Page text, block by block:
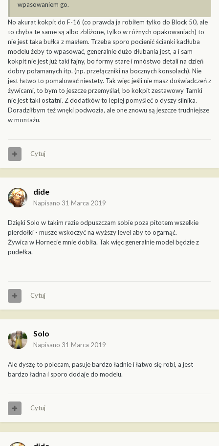
wpasowaniem go.
No akurat kokpit do F-16 (co prawda ja robiłem tylko do Block 50, ale
to chyba te same są albo zbliżone, tylko w różnych opakowaniach) to
nie jest taka bułka z masłem. Trzeba sporo pocienić ścianki kadłuba
modelu żeby to wpasować, generalnie dużo dłubania jest, a i sam
kokpit nie jest już taki fajny, bo formy stare i mnóstwo detali na dzień
dobry połamanych itp. (np. przełączniki na bocznych konsolach). Nie
jest łatwo to pomalować niestety. Tak więc jeśli nie masz doświadczeń z
żywicami, to bym to jeszcze przemyślał, bo kokpit zestawowy Tamki
nie jest taki ostatni. Z dodatków to lepiej pomyśleć o dyszy silnika.
Doradziłbym też wnęki podwozia, ale one znowu są jeszcze trudniejsze
w montażu.
Cytuj
dide
Napisano 31 Marca 2019
Dzięki Solo w takim razie odpuszczam sobie poza pitotem wszelkie
pierdołki - musze wskoczyć na wyższy level aby to ogarnąć.
Żywica w Hornecie mnie dobiła. Tak więc generalnie model będzie z
pudełka.
Cytuj
Solo
Napisano 31 Marca 2019
Ale dyszę to polecam, pasuje bardzo ładnie i łatwo się robi, a jest
bardzo ładna i sporo dodaje do modelu.
Cytuj